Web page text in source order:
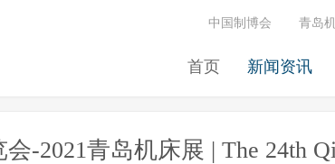
首页 新闻资讯
中国制博会 青岛
-2021青岛机床展 | The 24th